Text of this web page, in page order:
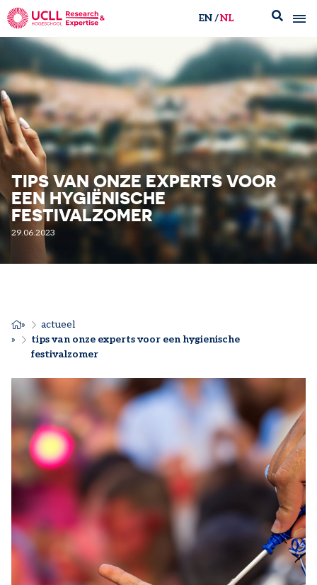
UCLL Research & Expertise
EN NL
TIPS VAN ONZE EXPERTS VOOR
EEN HYGIËNISCHE
FESTIVALZOMER
29.06.2023
KRUIMELPAD
actueel
tips van onze experts voor een hygienische
festivalzomer